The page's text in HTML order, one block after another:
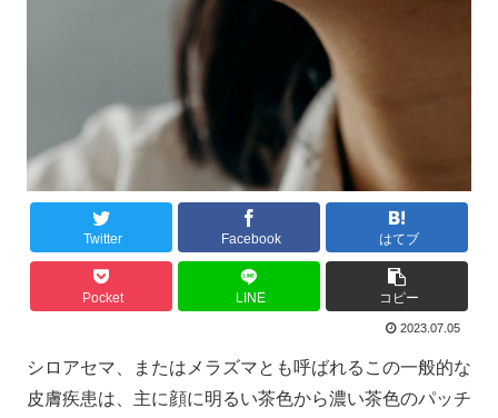
Twitter Facebook はてブ
Pocket LINE コピー
2023.07.05
シロアセマ、またはメラズマとも呼ばれるこの一般的な
皮膚疾患は、主に顔に明るい茶色から濃い茶色のパッチ